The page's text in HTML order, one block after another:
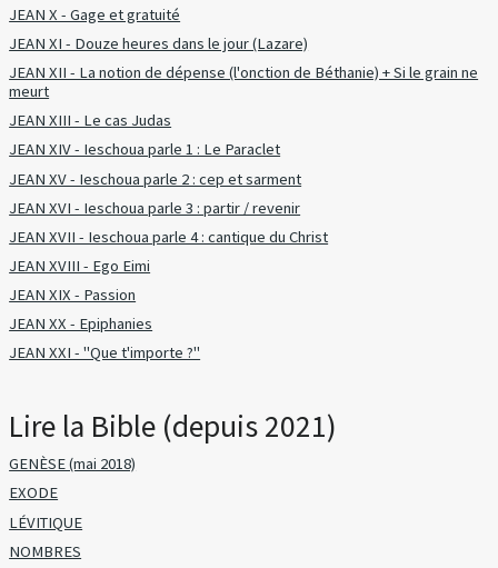
JEAN X - Gage et gratuité
JEAN XI - Douze heures dans le jour (Lazare)
JEAN XII - La notion de dépense (l'onction de Béthanie) + Si le grain ne
meurt
JEAN XIII - Le cas Judas
JEAN XIV - Ieschoua parle 1 : Le Paraclet
JEAN XV - Ieschoua parle 2 : cep et sarment
JEAN XVI - Ieschoua parle 3 : partir / revenir
JEAN XVII - Ieschoua parle 4 : cantique du Christ
JEAN XVIII - Ego Eimi
JEAN XIX - Passion
JEAN XX - Epiphanies
JEAN XXI - "Que t'importe ?"
Lire la Bible (depuis 2021)
GENÈSE (mai 2018)
EXODE
LÉVITIQUE
NOMBRES